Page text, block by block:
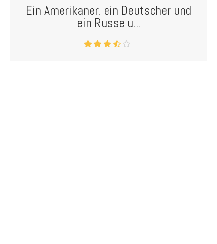
Ein Amerikaner, ein Deutscher und
ein Russe u...